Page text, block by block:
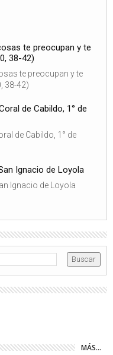
te preocupan y te
38-42)
te preocupan y te
38-42)
de Cabildo, 1° de
de Cabildo, 1° de
Ignacio de Loyola
Ignacio de Loyola
MÁS...